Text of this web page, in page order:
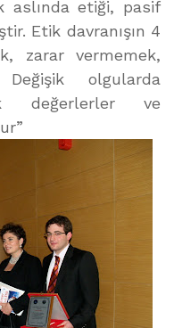
aslında etiği, pasif
Etik davranışın 4
zarar vermemek,
olgularda
değerlerler ve